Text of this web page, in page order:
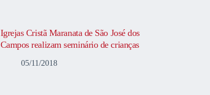
Igrejas Cristã Maranata de São José dos
Campos realizam seminário de crianças
05/11/2018